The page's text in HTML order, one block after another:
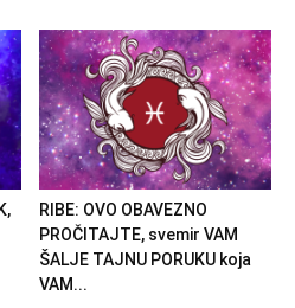
RIBE: OVO OBAVEZNO
PROČITAJTE, svemir VAM
ŠALJE TAJNU PORUKU koja
VAM...